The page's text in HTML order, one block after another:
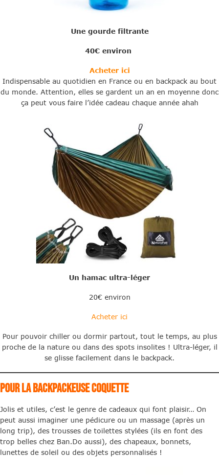
Une gourde filtrante
40€ environ
Acheter ici
Indispensable au quotidien en France ou en backpack au bout
du monde. Attention, elles se gardent un an en moyenne donc
ça peut vous faire l’idée cadeau chaque année ahah
Un hamac ultra-léger
20€ environ
Acheter ici
Pour pouvoir chiller ou dormir partout, tout le temps, au plus
proche de la nature ou dans des spots insolites ! Ultra-léger, il
se glisse facilement dans le backpack.
Pour la backpackeuse coquette
Jolis et utiles, c’est le genre de cadeaux qui font plaisir… On
peut aussi imaginer une pédicure ou un massage (après un
long trip), des trousses de toilettes stylées (ils en font des
trop belles chez Ban.Do aussi), des chapeaux, bonnets,
lunettes de soleil ou des objets personnalisés !